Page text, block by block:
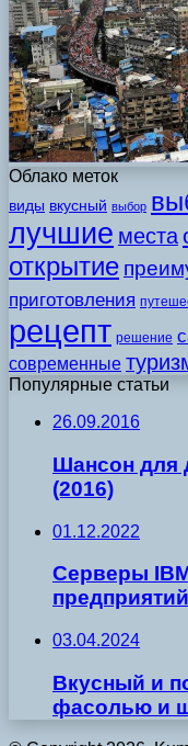
Облако меток
виды вкусный выбор
лучшие места
открытие
приготовления
рецепт решение
современные
Популярные статьи
26.09.2016
Шансон для
(2016)
01.12.2022
Серверы
предприятий
03.04.2024
Вкусный и
фасолью и